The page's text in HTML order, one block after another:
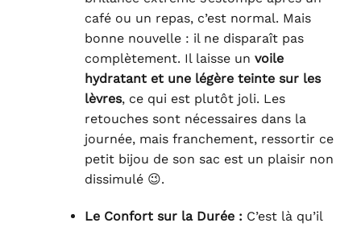
café ou un repas, c’est normal. Mais
bonne nouvelle : il ne disparaît pas
complètement. Il laisse un voile
hydratant et une légère teinte sur les
lèvres, ce qui est plutôt joli. Les
retouches sont nécessaires dans la
journée, mais franchement, ressortir ce
petit bijou de son sac est un plaisir non
dissimulé 😉.
Le Confort sur la Durée : C’est là qu’il